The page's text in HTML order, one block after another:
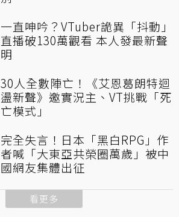
一直呻吟？VTuber詭異「抖動」
直播破130萬觀看 本人發最新聲
明
30人全數陣亡！《艾恩葛朗特迴
盪新聲》邀實況主、VT挑戰「死
亡模式」
完全失言！日本「黑白RPG」作
者喊「大東亞共榮圈萬歲」被中
國網友集體出征
看更多